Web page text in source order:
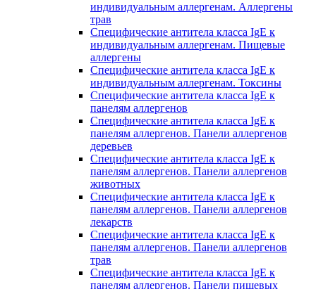
индивидуальным аллергенам. Аллергены
трав
Специфические антитела класса IgE к
индивидуальным аллергенам. Пищевые
аллергены
Специфические антитела класса IgE к
индивидуальным аллергенам. Токсины
Специфические антитела класса IgE к
панелям аллергенов
Специфические антитела класса IgE к
панелям аллергенов. Панели аллергенов
деревьев
Специфические антитела класса IgE к
панелям аллергенов. Панели аллергенов
животных
Специфические антитела класса IgE к
панелям аллергенов. Панели аллергенов
лекарств
Специфические антитела класса IgE к
панелям аллергенов. Панели аллергенов
трав
Специфические антитела класса IgE к
панелям аллергенов. Панели пищевых